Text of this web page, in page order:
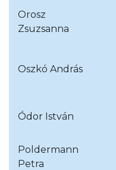
Orosz
Zsuzsanna
Oszkó András
Ódor István
Poldermann
Petra